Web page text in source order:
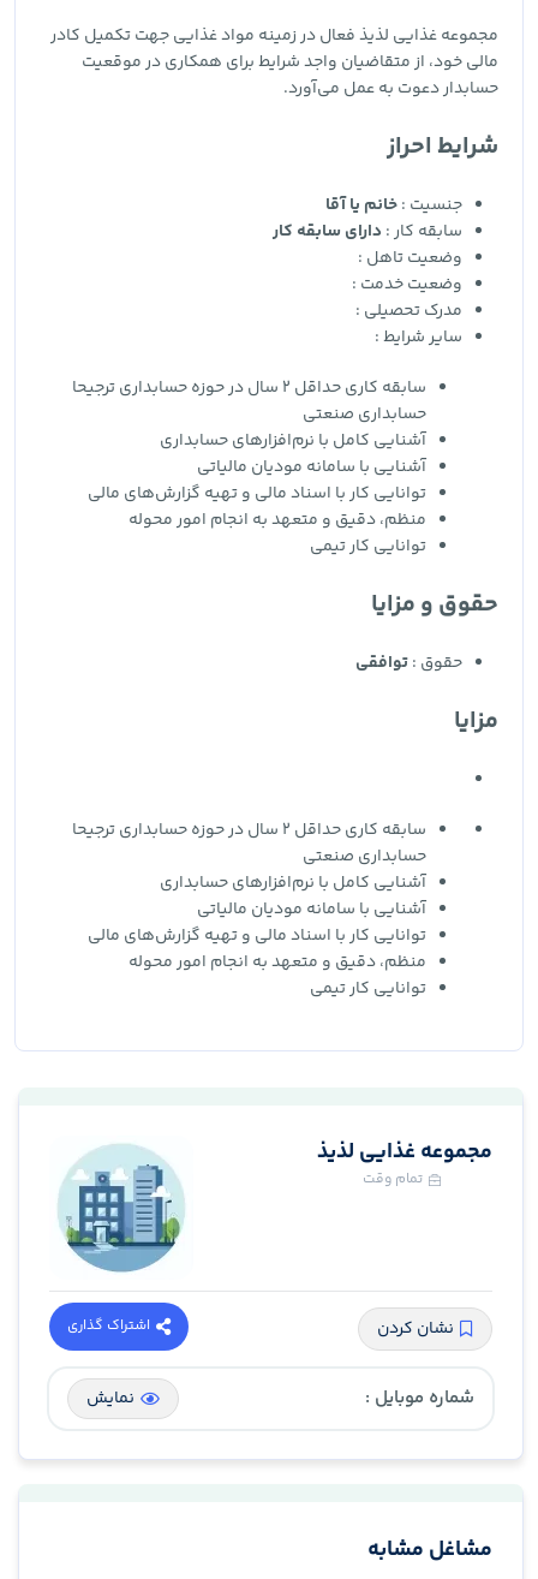
مجموعه غذایی لذیذ فعال در زمینه مواد غذایی جهت تکمیل کادر
مالی خود، از متقاضیان واجد شرایط برای همکاری در موقعیت
حسابدار دعوت به عمل می‌آورد.
شرایط احراز
جنسیت :خانم یا آقا
سابقه کار : دارای سابقه کار
وضعیت تاهل :
وضعیت خدمت :
مدرک تحصیلی :
سایر شرایط :
سابقه کاری حداقل 2 سال در حوزه حسابداری ترجیحا
حسابداری صنعتی
آشنایی کامل با نرم‌افزارهای حسابداری
آشنایی با سامانه مودیان مالیاتی
توانایی کار با اسناد مالی و تهیه گزارش‌های مالی
منظم، دقیق و متعهد به انجام امور محوله
توانایی کار تیمی
حقوق و مزایا
حقوق :توافقی
مزایا
سابقه کاری حداقل 2 سال در حوزه حسابداری ترجیحا
حسابداری صنعتی
آشنایی کامل با نرم‌افزارهای حسابداری
آشنایی با سامانه مودیان مالیاتی
توانایی کار با اسناد مالی و تهیه گزارش‌های مالی
منظم، دقیق و متعهد به انجام امور محوله
توانایی کار تیمی
مجموعه غذایی لذیذ
تمام وقت
نشان کردن اشتراک گذاری
شماره موبایل : نمایش
مشاغل مشابه